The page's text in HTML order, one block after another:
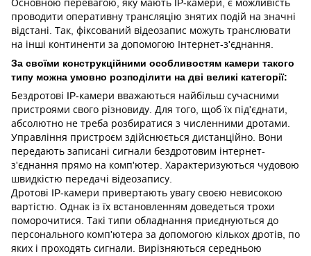
Основною перевагою, яку мають IP-камери, є можливість
проводити оперативну трансляцію знятих подій на значні
відстані. Так, фіксований відеозапис можуть транслювати
на інші континенти за допомогою Інтернет-з'єднання.
За своїми конструкційними особливостям камери такого
типу можна умовно розподілити на дві великі категорії:
Бездротові IP-камери вважаються найбільш сучасними
пристроями свого різновиду. Для того, щоб їх під'єднати,
абсолютно не треба розбиратися з численними дротами.
Управління пристроєм здійснюється дистанційно. Вони
передають записані сигнали бездротовим інтернет-
з'єднання прямо на комп'ютер. Характеризуються чудовою
швидкістю передачі відеозапису.
Дротові IP-камери привертають увагу своєю невисокою
вартістю. Однак із їх встановленням доведеться трохи
поморочитися. Такі типи обладнання приєднуються до
персонального комп'ютера за допомогою кількох дротів, по
яких і проходять сигнали. Вирізняються середньою